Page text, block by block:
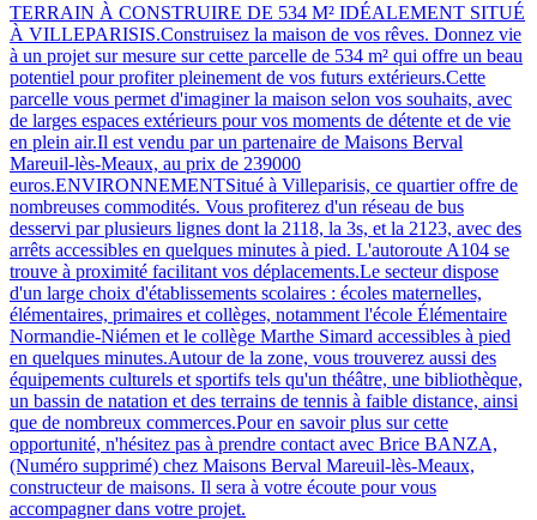
TERRAIN À CONSTRUIRE DE 534 M² IDÉALEMENT SITUÉ
À VILLEPARISIS.Construisez la maison de vos rêves. Donnez vie
à un projet sur mesure sur cette parcelle de 534 m² qui offre un beau
potentiel pour profiter pleinement de vos futurs extérieurs.Cette
parcelle vous permet d'imaginer la maison selon vos souhaits, avec
de larges espaces extérieurs pour vos moments de détente et de vie
en plein air.Il est vendu par un partenaire de Maisons Berval
Mareuil-lès-Meaux, au prix de 239000
euros.ENVIRONNEMENTSitué à Villeparisis, ce quartier offre de
nombreuses commodités. Vous profiterez d'un réseau de bus
desservi par plusieurs lignes dont la 2118, la 3s, et la 2123, avec des
arrêts accessibles en quelques minutes à pied. L'autoroute A104 se
trouve à proximité facilitant vos déplacements.Le secteur dispose
d'un large choix d'établissements scolaires : écoles maternelles,
élémentaires, primaires et collèges, notamment l'école Élémentaire
Normandie-Niémen et le collège Marthe Simard accessibles à pied
en quelques minutes.Autour de la zone, vous trouverez aussi des
équipements culturels et sportifs tels qu'un théâtre, une bibliothèque,
un bassin de natation et des terrains de tennis à faible distance, ainsi
que de nombreux commerces.Pour en savoir plus sur cette
opportunité, n'hésitez pas à prendre contact avec Brice BANZA,
(Numéro supprimé) chez Maisons Berval Mareuil-lès-Meaux,
constructeur de maisons. Il sera à votre écoute pour vous
accompagner dans votre projet.